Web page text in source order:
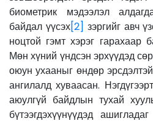
биометрик мэдээлэл
байдал үүсэх[2] зэргийг авч
ноцтой гэмт хэрэг гарахаар
Мөн хүний үндсэн эрхүүдэд
оюун ухааныг өндөр
ангилалд хуваасан.
аюулгүй байдлын тухай
бүтээгдэхүүнүүдэд